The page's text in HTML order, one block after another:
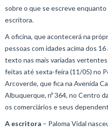
sobre o que se escreve enquanto
escritora.
A oficina, que acontecerá na
pessoas com idades acima dos
texto nas mais variadas
feitas até sexta-feira (11/05) no
Arcoverde, que fica na Avenida
Albuquerque, nº 364, no Centro
os comerciários e seus
A escritora – Paloma Vidal